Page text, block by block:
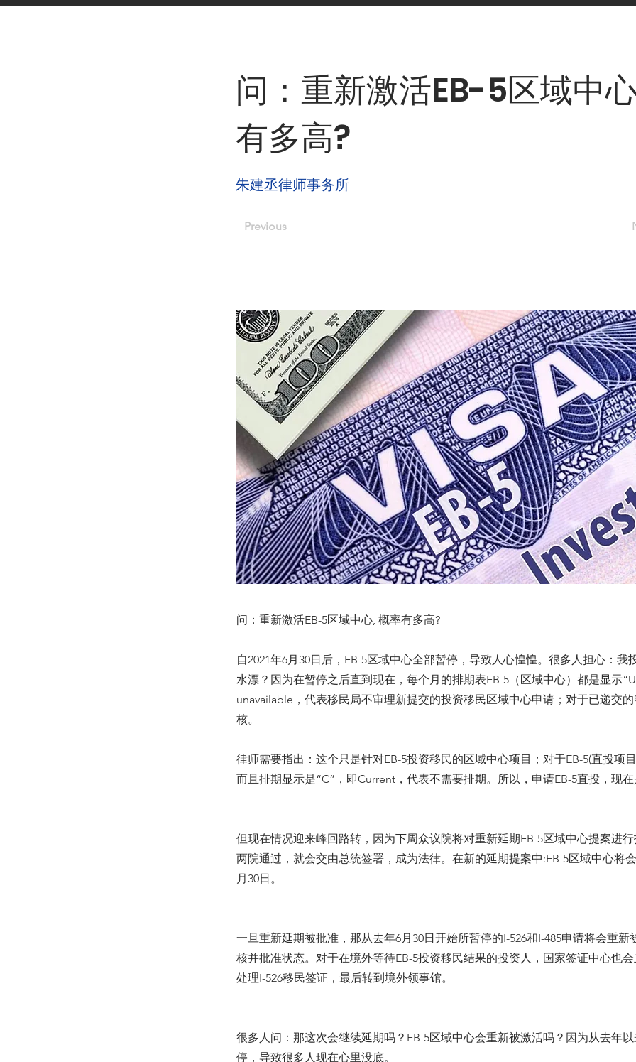
问：重新激活EB-5区域中
有多高?
朱建丞律师事务所
Previous
问：重新激活EB-5区域中心, 概率有多高?
自2021年6月30日后，EB-5区域中心全部暂停，导致人心惶惶。很多人担心：我
水漂？因为在暂停之后直到现在，每个月的排期表EB-5（区域中心）都是显示
unavailable，代表移民局不审理新提交的投资移民区域中心申请；对于已递交
核。
律师需要指出：这个只是针对EB-5投资移民的区域中心项目；对于EB-5(直投项
而且排期显示是“C”，即Current，代表不需要排期。所以，申请EB-5直投，现在
但现在情况迎来峰回路转，因为下周众议院将对重新延期EB-5区域中心提案进
两院通过，就会交由总统签署，成为法律。在新的延期提案中:EB-5区域中心将
月30日。
一旦重新延期被批准，那从去年6月30日开始所暂停的I-526和I-485申请将会重新
核并批准状态。对于在境外等待EB-5投资移民结果的投资人，国家签证中心也会
处理I-526移民签证，最后转到境外领事馆。
很多人问：那这次会继续延期吗？EB-5区域中心会重新被激活吗？因为从去年
停，导致很多人现在心里没底。